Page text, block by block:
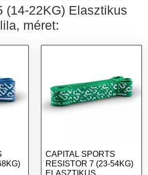
(14-22KG) Elasztikus
méret:
CAPITAL SPORTS
RESISTOR 7 (23-54KG)
ELASZTIKUS